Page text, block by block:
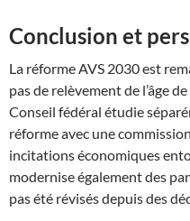
Conclusion et
La réforme AVS 2030 est
pas de relèvement de l’âge
Conseil fédéral étudie
réforme avec une
incitations économiques
modernise également des
pas été révisés depuis des